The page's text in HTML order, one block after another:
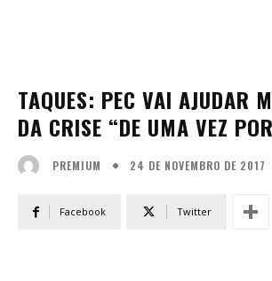
TAQUES: PEC VAI AJUDAR
DA CRISE “DE UMA VEZ
PREMIUM 24 DE NOVEMBRO DE 2017
Facebook Twitter